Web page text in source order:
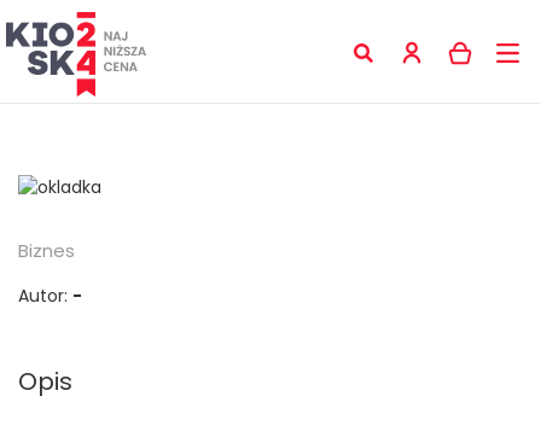
Biznes
Autor: -
Opis